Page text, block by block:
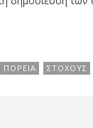
ΣΤΌΧΟΥΣ